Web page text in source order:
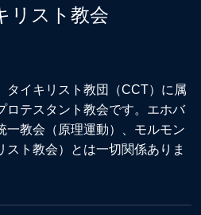
リスト教会
タイキリスト教団（CCT）に属
ロテスタント教会です。エホバ
一教会（原理運動）、モルモン
スト教会）とは一切関係ありま